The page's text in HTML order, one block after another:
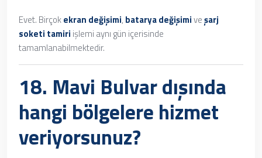
Evet. Birçokekran değişimi, batarya değişimiveşarj
soketi tamiri işlemi aynı gün içerisinde
tamamlanabilmektedir.
18. Mavi Bulvar dışında
hangi bölgelere hizmet
veriyorsunuz?